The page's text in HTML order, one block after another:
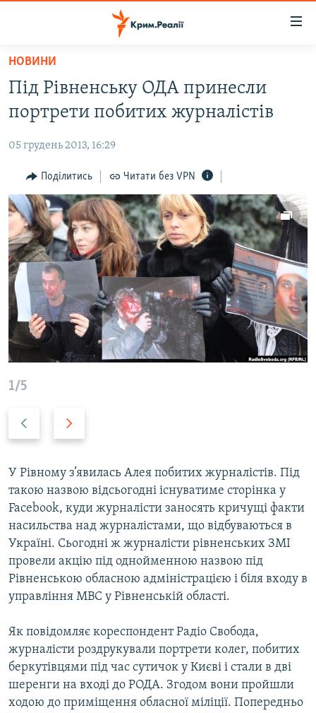
Перейти
основного
матеріалу
Перейти
до
навігації
Перейти
до
пошуку
ВОДА.КРИМ
ВІДЕО ТА ФОТО
ПОЛІТИКА
БЛОГИ
ПОГЛЯД
ІНТЕРВ'Ю
ВСЕ ЗА ДЕНЬ
СПЕЦПРОЕКТИ
ДЕПОРТАЦІЯ
ВІДЕОУРОКИ «ELIFBE»
СВІДЧЕННЯ ОКУПАЦІЇ
УКРАЇНСЬКА ПРОБЛЕМА КРИМУ
ЯК ОБІЙТИ БЛОКУВАННЯ
Русский
Qırımtatar
Усі сайти RFE/RL
НОВИНИ
Під Рівненську ОДА принесли
портрети побитих журналістів
05 грудень 2013, 16:29
Поділитись Читати без VPN
1/5
Previous
Next
У Рівному з’явилась Алея побитих журналістів. Під
такою назвою відсьогодні існуватиме сторінка у
Facebook, куди журналісти заносять кричущі факти
насильства над журналістами, що відбуваються в
Україні. Сьогодні ж журналісти рівненських ЗМІ
провели акцію під однойменною назвою під
Рівненською обласною адміністрацією і біля входу в
управління МВС у Рівненській області.
Як повідомляє кореспондент Радіо Свобода,
журналісти роздрукували портрети колег, побитих
беркутівцями під час сутичок у Києві і стали в дві
шеренги на вході до РОДА. Згодом вони пройшли
ходою до приміщення обласної міліції. Попередньо